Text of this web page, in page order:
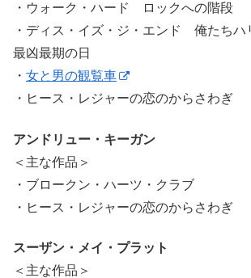
・ウォーク・ハード ロックへの階段
・ディス・イズ・ジ・エンド 俺たちハ
最凶最期の日
・ 女と男の観覧車
・ヒース・レジャーの恋のからさわぎ
アンドリュー・キーガン
＜主な作品＞
・ブロークン・ハーツ・クラブ
・ヒース・レジャーの恋のからさわぎ
スーザン・メイ・プラット
＜主な作品＞